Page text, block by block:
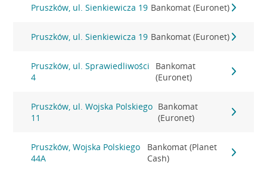
Pruszków, ul. Sienkiewicza 19 Bankomat (Euronet)
Pruszków, ul. Sienkiewicza 19 Bankomat (Euronet)
Pruszków, ul. Sprawiedliwości
4
Bankomat
(Euronet)
Pruszków, ul. Wojska Polskiego
11
Bankomat
(Euronet)
Pruszków, Wojska Polskiego
44A
Bankomat (Planet
Cash)